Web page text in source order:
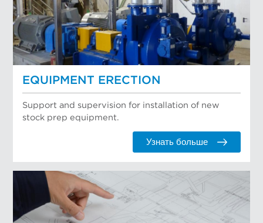
EQUIPMENT ERECTION
Support and supervision for installation of new
stock prep equipment.
Узнать больше